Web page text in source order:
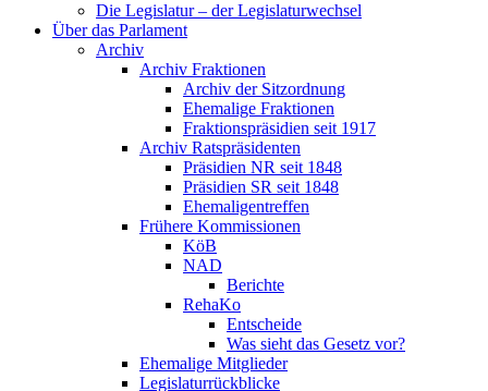
Die Legislatur – der Legislaturwechsel
Über das Parlament
Archiv
Archiv Fraktionen
Archiv der Sitzordnung
Ehemalige Fraktionen
Fraktionspräsidien seit 1917
Archiv Ratspräsidenten
Präsidien NR seit 1848
Präsidien SR seit 1848
Ehemaligentreffen
Frühere Kommissionen
KöB
NAD
Berichte
RehaKo
Entscheide
Was sieht das Gesetz vor?
Ehemalige Mitglieder
Legislaturrückblicke